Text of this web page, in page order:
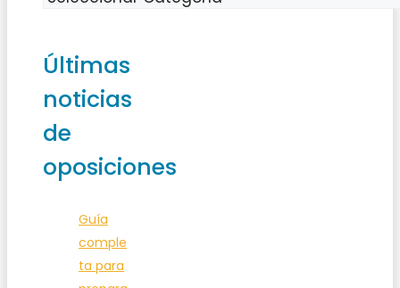
Últimas
noticias
de
oposiciones
Guía
comple
ta para